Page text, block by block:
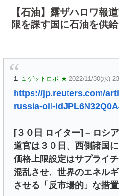
【石油】露ザハロワ報
限を課す国に石油を供給
1: １ゲットロボ ★ 2022/11/30(水)
https://jp.reuters.com/
russia-oil-
[３０日 ロイター] – ロシ
道官は３０日、西側諸国
価格上限設定はサプライ
混乱させ、世界のエネル
させる「反市場的」な措置